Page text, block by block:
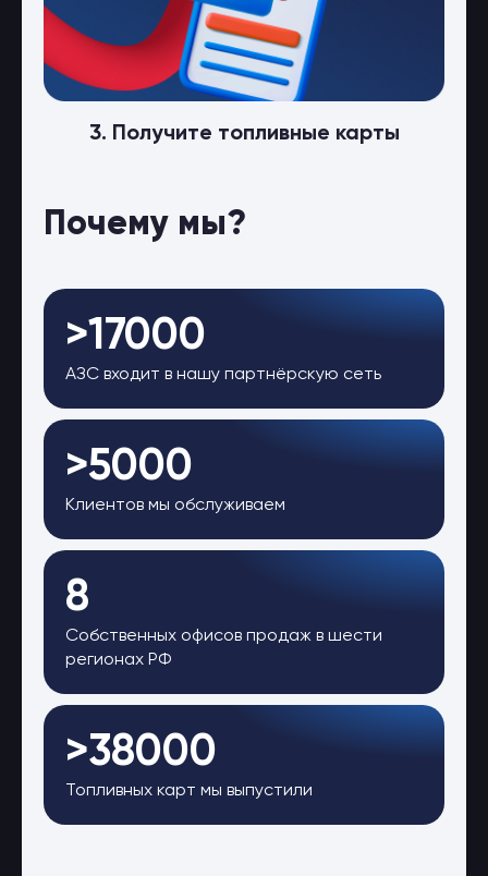
3. Получите топливные карты
Почему мы?
>17000
АЗС входит в нашу партнёрскую сеть
>5000
Клиентов мы обслуживаем
8
Собственных офисов продаж в шести
регионах РФ
>38000
Топливных карт мы выпустили